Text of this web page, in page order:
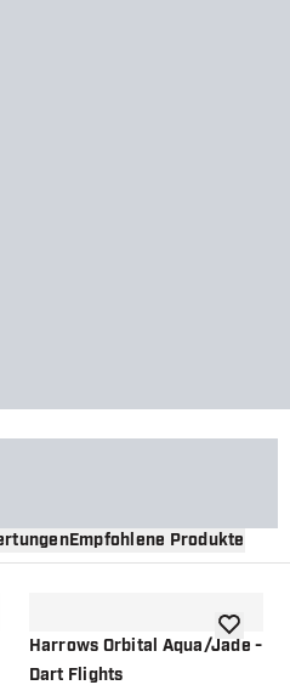
Empfohlene Produkte
hinzufügen
Harrows Orbital Aqua/Jade -
Dart Flights
Zur